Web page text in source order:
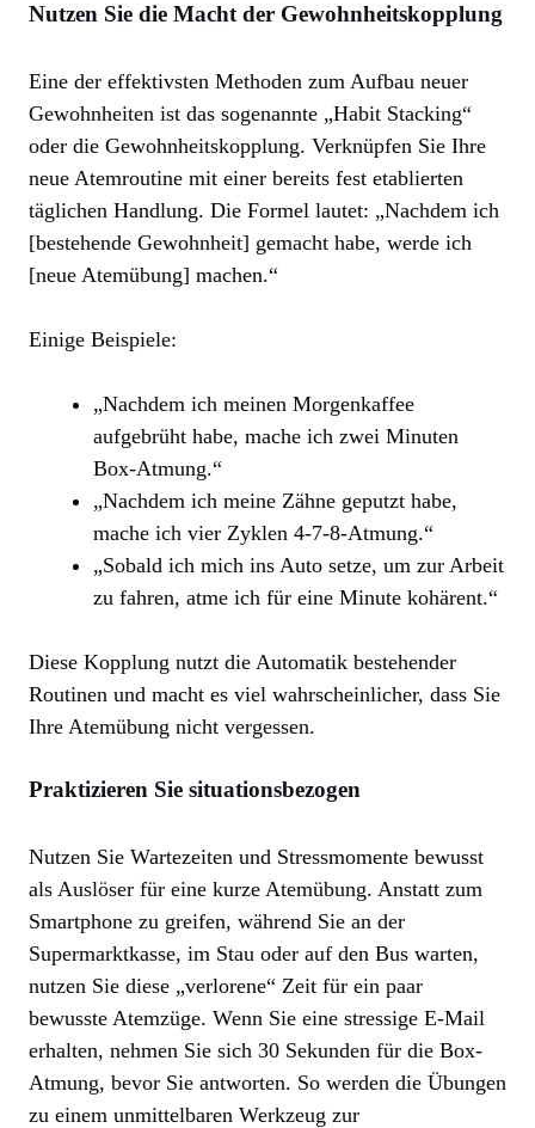
Nutzen Sie die Macht der Gewohnheitskopplung
Eine der effektivsten Methoden zum Aufbau neuer
Gewohnheiten ist das sogenannte „Habit Stacking“
oder die Gewohnheitskopplung. Verknüpfen Sie Ihre
neue Atemroutine mit einer bereits fest etablierten
täglichen Handlung. Die Formel lautet: „Nachdem ich
[bestehende Gewohnheit] gemacht habe, werde ich
[neue Atemübung] machen.“
Einige Beispiele:
„Nachdem ich meinen Morgenkaffee
aufgebrüht habe, mache ich zwei Minuten
Box-Atmung.“
„Nachdem ich meine Zähne geputzt habe,
mache ich vier Zyklen 4-7-8-Atmung.“
„Sobald ich mich ins Auto setze, um zur Arbeit
zu fahren, atme ich für eine Minute kohärent.“
Diese Kopplung nutzt die Automatik bestehender
Routinen und macht es viel wahrscheinlicher, dass Sie
Ihre Atemübung nicht vergessen.
Praktizieren Sie situationsbezogen
Nutzen Sie Wartezeiten und Stressmomente bewusst
als Auslöser für eine kurze Atemübung. Anstatt zum
Smartphone zu greifen, während Sie an der
Supermarktkasse, im Stau oder auf den Bus warten,
nutzen Sie diese „verlorene“ Zeit für ein paar
bewusste Atemzüge. Wenn Sie eine stressige E-Mail
erhalten, nehmen Sie sich 30 Sekunden für die Box-
Atmung, bevor Sie antworten. So werden die Übungen
zu einem unmittelbaren Werkzeug zur